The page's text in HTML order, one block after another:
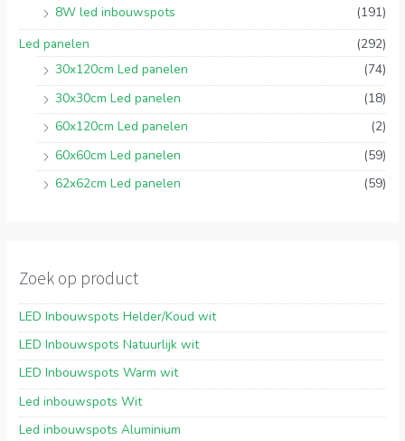
8W led inbouwspots
(191)
Led panelen
(292)
30x120cm Led panelen
(74)
30x30cm Led panelen
(18)
60x120cm Led panelen
(2)
60x60cm Led panelen
(59)
62x62cm Led panelen
(59)
Zoek op product
LED Inbouwspots Helder/Koud wit
LED Inbouwspots Natuurlijk wit
LED Inbouwspots Warm wit
Led inbouwspots Wit
Led inbouwspots Aluminium